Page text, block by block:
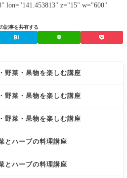
lon="141.453813" z="15" w="600"
記事を共有する
野菜・果物を楽しむ講座
野菜・果物を楽しむ講座
野菜・果物を楽しむ講座
とハーブの料理講座
とハーブの料理講座